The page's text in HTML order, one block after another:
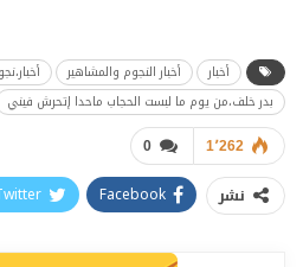
أخبار أخبار النجوم والمشاهير
بدر خلف،من يوم ما لبست الحجاب ماحدا إتحرش فيني
0 1٬262
نشر Facebook